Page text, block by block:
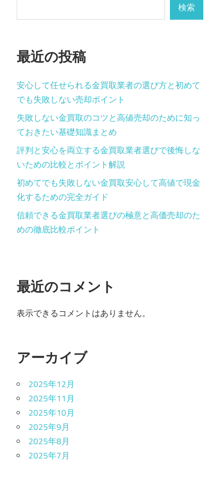
ョ
検索
最近の投稿
安心して任せられる金買取業者の選び方と初めて
でも失敗しない売却ポイント
失敗しない金買取のコツと高値売却のために知っ
ておきたい基礎知識まとめ
評判と安心を両立する金買取業者選びで後悔しな
いための比較とポイント解説
初めてでも失敗しない金買取安心して高値で現金
化するための完全ガイド
信頼できる金買取業者選びの極意と高価売却のた
めの徹底比較ポイント
最近のコメント
表示できるコメントはありません。
アーカイブ
2025年12月
2025年11月
2025年10月
2025年9月
2025年8月
2025年7月